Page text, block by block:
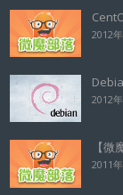
2012
2012
【
2011